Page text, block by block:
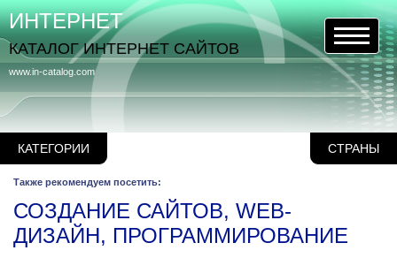
КАТЕГОРИИ СТРАНЫ
www.in-catalog.com
ИНТЕРНЕТ
КАТАЛОГ ИНТЕРНЕТ САЙТОВ
Также рекомендуем посетить:
СОЗДАНИЕ САЙТОВ, WEB-
ДИЗАЙН, ПРОГРАММИРОВАНИЕ